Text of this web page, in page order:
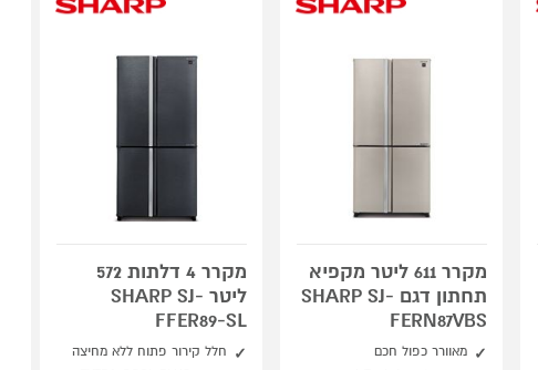
מקרר 611 ליטר מקפיא
תחתון דגם SHARP SJ-
FERN87VBS
מאוורר כפול חכם
מקרר 4 דלתות 572
ליטר SHARP SJ-
FFER89-SL
חלל קירור פתוח ללא מחיצה